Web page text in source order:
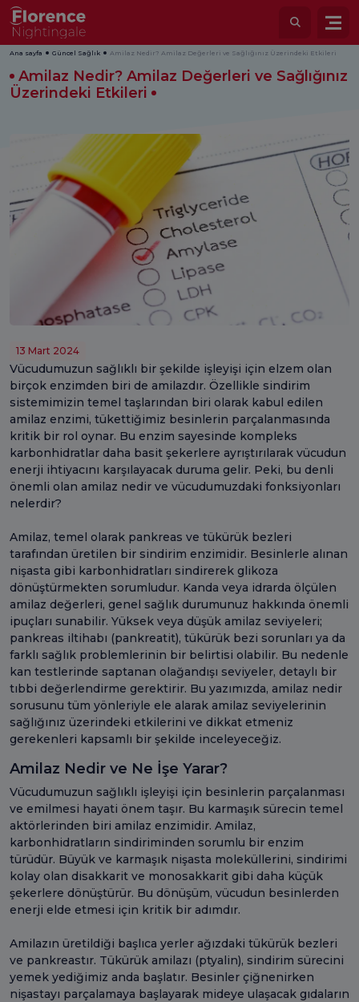
Ana sayfa Güncel Sağlık Amilaz Nedir? Amilaz Değerleri ve Sağlığınız Üzerindeki Etkileri
Amilaz Nedir? Amilaz Değerleri ve Sağlığınız
Üzerindeki Etkileri
13 Mart 2024
Vücudumuzun sağlıklı bir şekilde işleyişi için elzem olan
birçok enzimden biri de amilazdır. Özellikle sindirim
sistemimizin temel taşlarından biri olarak kabul edilen
amilaz enzimi, tükettiğimiz besinlerin parçalanmasında
kritik bir rol oynar. Bu enzim sayesinde kompleks
karbonhidratlar daha basit şekerlere ayrıştırılarak vücudun
enerji ihtiyacını karşılayacak duruma gelir. Peki, bu denli
önemli olan amilaz nedir ve vücudumuzdaki fonksiyonları
nelerdir?
Amilaz, temel olarak pankreas ve tükürük bezleri
tarafından üretilen bir sindirim enzimidir. Besinlerle alınan
nişasta gibi karbonhidratları sindirerek glikoza
dönüştürmekten sorumludur. Kanda veya idrarda ölçülen
amilaz değerleri, genel sağlık durumunuz hakkında önemli
ipuçları sunabilir. Yüksek veya düşük amilaz seviyeleri;
pankreas iltihabı (pankreatit), tükürük bezi sorunları ya da
farklı sağlık problemlerinin bir belirtisi olabilir. Bu nedenle
kan testlerinde saptanan olağandışı seviyeler, detaylı bir
tıbbi değerlendirme gerektirir. Bu yazımızda, amilaz nedir
sorusunu tüm yönleriyle ele alarak amilaz seviyelerinin
sağlığınız üzerindeki etkilerini ve dikkat etmeniz
gerekenleri kapsamlı bir şekilde inceleyeceğiz.
Amilaz Nedir ve Ne İşe Yarar?
Vücudumuzun sağlıklı işleyişi için besinlerin parçalanması
ve emilmesi hayati önem taşır. Bu karmaşık sürecin temel
aktörlerinden biri amilaz enzimidir. Amilaz,
karbonhidratların sindiriminden sorumlu bir enzim
türüdür. Büyük ve karmaşık nişasta moleküllerini, sindirimi
kolay olan disakkarit ve monosakkarit gibi daha küçük
şekerlere dönüştürür. Bu dönüşüm, vücudun besinlerden
enerji elde etmesi için kritik bir adımdır.
Amilazın üretildiği başlıca yerler ağızdaki tükürük bezleri
ve pankreastır. Tükürük amilazı (ptyalin), sindirim sürecini
yemek yediğimiz anda başlatır. Besinler çiğnenirken
nişastayı parçalamaya başlayarak mideye ulaşacak gıdaların